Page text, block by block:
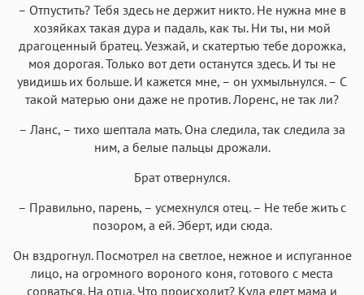
– Отпустить? Тебя здесь не держит никто. Не нужна мне в
хозяйках такая дура и падаль, как ты. Ни ты, ни мой
драгоценный братец. Уезжай, и скатертью тебе дорожка,
моя дорогая. Только вот дети останутся здесь. И ты не
увидишь их больше. И кажется мне, – он ухмыльнулся. – С
такой матерью они даже не против. Лоренс, не так ли?
– Ланс, – тихо шептала мать. Она следила, так следила за
ним, а белые пальцы дрожали.
Брат отвернулся.
– Правильно, парень, – усмехнулся отец. – Не тебе жить с
позором, а ей. Эберт, иди сюда.
Он вздрогнул. Посмотрел на светлое, нежное и испуганное
лицо, на огромного вороного коня, готового с места
сорваться. На отца. Что происходит? Куда едет мама и